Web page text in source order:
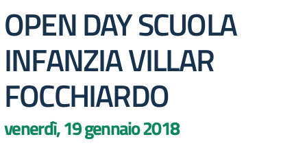
OPEN DAY SCUOLA
INFANZIA VILLAR
FOCCHIARDO
venerdì, 19 gennaio 2018